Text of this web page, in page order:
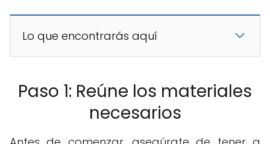
Lo que encontrarás aquí
Paso 1: Reúne los materiales
necesarios